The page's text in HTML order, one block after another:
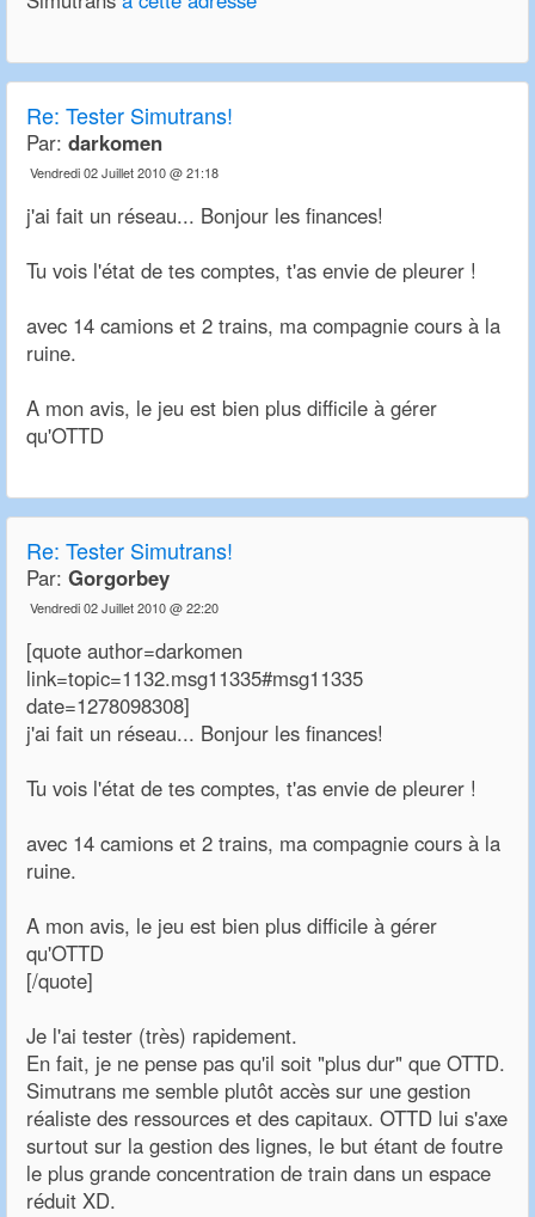
Re: Tester Simutrans!
Par: darkomen
Vendredi 02 Juillet 2010 @ 21:18
j'ai fait un réseau... Bonjour les finances!
Tu vois l'état de tes comptes, t'as envie de pleurer !
avec 14 camions et 2 trains, ma compagnie cours à la
ruine.
A mon avis, le jeu est bien plus difficile à gérer
qu'OTTD
Re: Tester Simutrans!
Par: Gorgorbey
Vendredi 02 Juillet 2010 @ 22:20
[quote author=darkomen
link=topic=1132.msg11335#msg11335
date=1278098308]
j'ai fait un réseau... Bonjour les finances!
Tu vois l'état de tes comptes, t'as envie de pleurer !
avec 14 camions et 2 trains, ma compagnie cours à la
ruine.
A mon avis, le jeu est bien plus difficile à gérer
qu'OTTD
[/quote]
Je l'ai tester (très) rapidement.
En fait, je ne pense pas qu'il soit "plus dur" que OTTD.
Simutrans me semble plutôt accès sur une gestion
réaliste des ressources et des capitaux. OTTD lui s'axe
surtout sur la gestion des lignes, le but étant de foutre
le plus grande concentration de train dans un espace
réduit XD.